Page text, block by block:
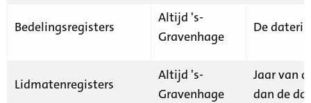
Bedelingsregisters
Altijd 's-
Gravenhage
De
Lidmatenregisters
Altijd 's-
Gravenhage
Jaar van
dan de